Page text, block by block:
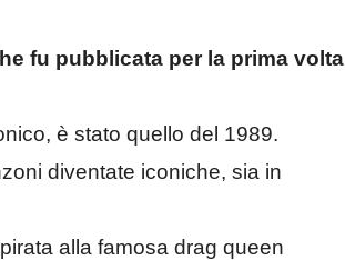
fu pubblicata per la prima volta
è stato quello del 1989.
diventate iconiche, sia in
alla famosa drag queen